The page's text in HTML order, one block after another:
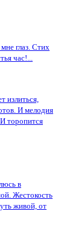
глаз. Стих
час!...
излиться,
И мелодия
торопится
в
Жестокость
живой, от